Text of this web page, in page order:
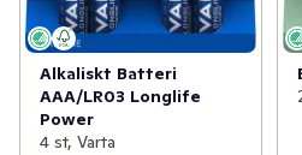
Alkaliskt Batteri
AAA/LR03 Longlife
Power
4 st, Varta